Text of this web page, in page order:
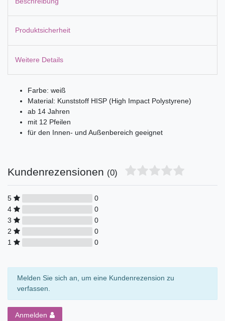
Produktsicherheit
Weitere Details
Farbe: weiß
Material: Kunststoff HISP (High Impact Polystyrene)
ab 14 Jahren
mit 12 Pfeilen
für den Innen- und Außenbereich geeignet
Kundenrezensionen (0)
5
0
4
0
3
0
2
0
1
0
Melden Sie sich an, um eine Kundenrezension zu
verfassen.
Anmelden